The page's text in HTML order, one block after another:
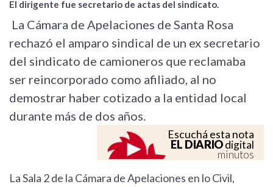
El dirigente fue secretario de actas del sindicato.
La Cámara de Apelaciones de Santa Rosa
rechazó el amparo sindical de un ex secretario
del sindicato de camioneros que reclamaba
ser reincorporado como afiliado, al no
demostrar haber cotizado a la entidad local
durante más de dos años.
Escuchá esta nota
EL DIARIOdigital
minutos
La Sala 2 de la Cámara de Apelaciones en lo Civil,